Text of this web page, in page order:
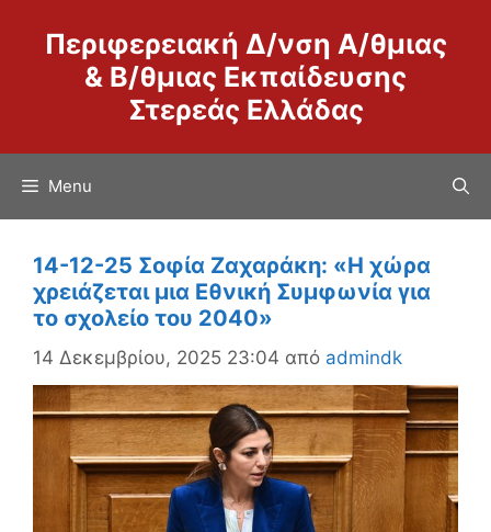
περιεχόμενο
Περιφερειακή Δ/νση Α/θμιας
& Β/θμιας Εκπαίδευσης
Στερεάς Ελλάδας
Menu
14-12-25 Σοφία Ζαχαράκη: «Η χώρα
χρειάζεται μια Εθνική Συμφωνία για
το σχολείο του 2040»
14 Δεκεμβρίου, 2025 23:04 από admindk